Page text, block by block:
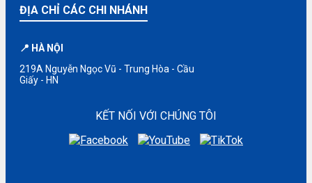
ĐỊA CHỈ CÁC CHI NHÁNH
📍 HÀ NỘI
219A Nguyễn Ngọc Vũ - Trung Hòa - Cầu
Giấy - HN
KẾT NỐI VỚI CHÚNG TÔI